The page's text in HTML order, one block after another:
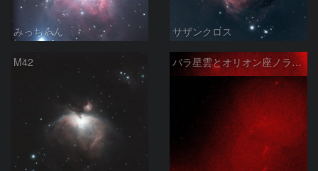
みっちゃん サザンクロス
M42 バラ星雲とオリオン座ノラマ50mm